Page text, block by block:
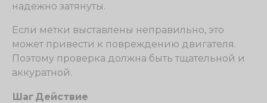
надежно затянуты.
Если метки выставлены неправильно, это
может привести к повреждению двигателя.
Поэтому проверка должна быть тщательной и
аккуратной.
Шаг Действие